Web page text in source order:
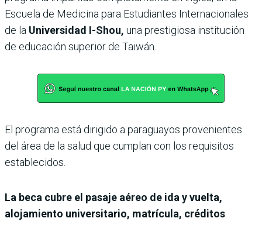
Escuela de Medicina para Estudiantes Internacionales
de la Universidad I-Shou, una prestigiosa institución
de educación superior de Taiwán.
El programa está dirigido a paraguayos provenientes
del área de la salud que cumplan con los requisitos
establecidos.
La beca cubre el pasaje aéreo de ida y vuelta,
alojamiento universitario, matrícula, créditos